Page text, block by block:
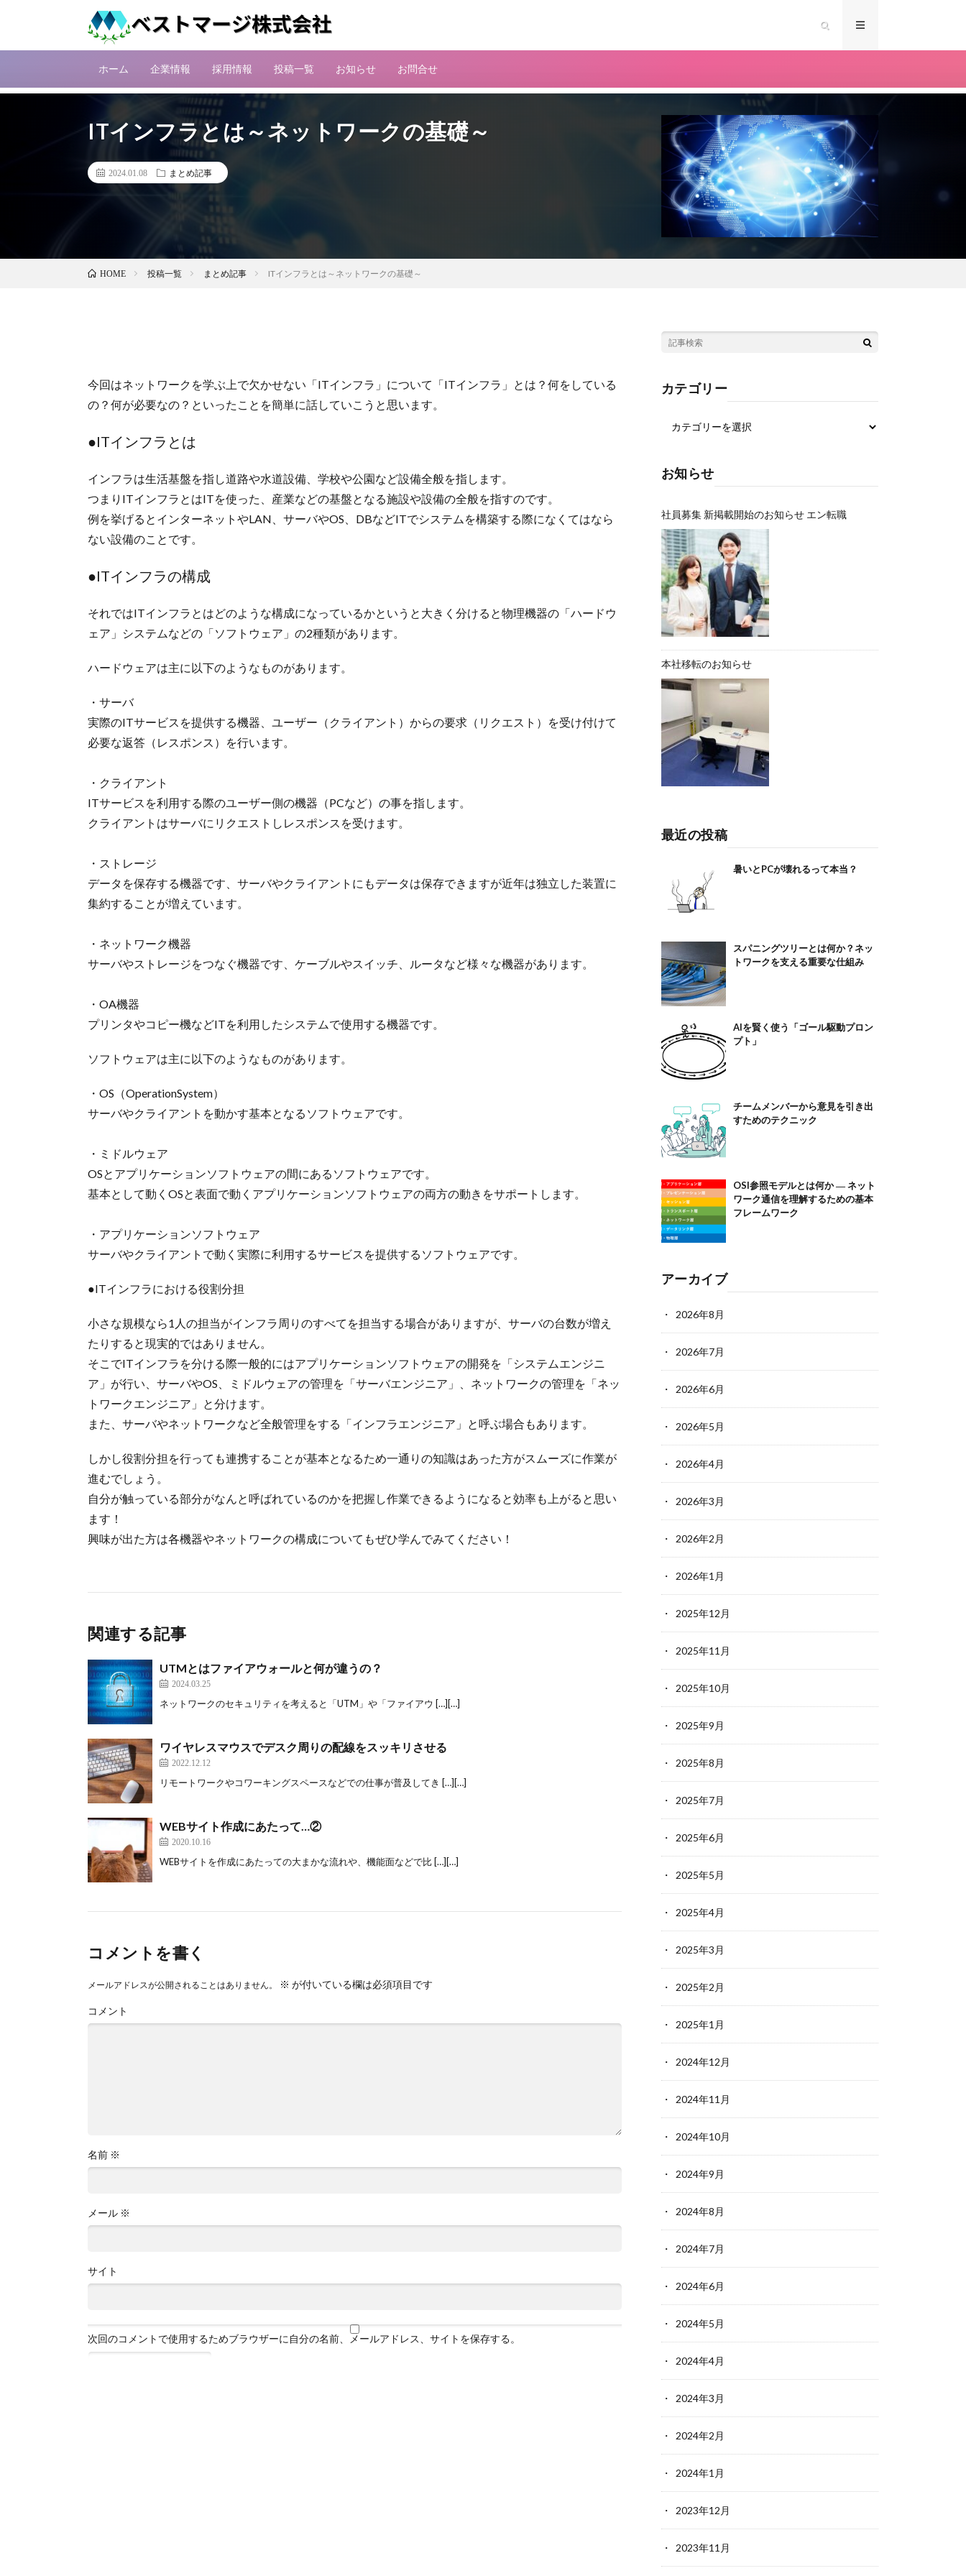
ホーム 企業情報 採用情報 投稿一覧 お知らせ お問合せ
ITインフラとは～ネットワークの基礎～
2024.01.08 まとめ記事
HOME 投稿一覧 まとめ記事 ITインフラとは～ネットワークの基礎～
今回はネットワークを学ぶ上で欠かせない「ITインフラ」について「ITインフラ」とは？何をしている
の？何が必要なの？といったことを簡単に話していこうと思います。
●ITインフラとは
インフラは生活基盤を指し道路や水道設備、学校や公園など設備全般を指します。
つまりITインフラとはITを使った、産業などの基盤となる施設や設備の全般を指すのです。
例を挙げるとインターネットやLAN、サーバやOS、DBなどITでシステムを構築する際になくてはなら
ない設備のことです。
●ITインフラの構成
それではITインフラとはどのような構成になっているかというと大きく分けると物理機器の「ハードウ
ェア」システムなどの「ソフトウェア」の2種類があります。
ハードウェアは主に以下のようなものがあります。
・サーバ
実際のITサービスを提供する機器、ユーザー（クライアント）からの要求（リクエスト）を受け付けて
必要な返答（レスポンス）を行います。
・クライアント
ITサービスを利用する際のユーザー側の機器（PCなど）の事を指します。
クライアントはサーバにリクエストしレスポンスを受けます。
・ストレージ
データを保存する機器です、サーバやクライアントにもデータは保存できますが近年は独立した装置に
集約することが増えています。
・ネットワーク機器
サーバやストレージをつなぐ機器です、ケーブルやスイッチ、ルータなど様々な機器があります。
・OA機器
プリンタやコピー機などITを利用したシステムで使用する機器です。
ソフトウェアは主に以下のようなものがあります。
・OS（OperationSystem）
サーバやクライアントを動かす基本となるソフトウェアです。
・ミドルウェア
OSとアプリケーションソフトウェアの間にあるソフトウェアです。
基本として動くOSと表面で動くアプリケーションソフトウェアの両方の動きをサポートします。
・アプリケーションソフトウェア
サーバやクライアントで動く実際に利用するサービスを提供するソフトウェアです。
●ITインフラにおける役割分担
小さな規模なら1人の担当がインフラ周りのすべてを担当する場合がありますが、サーバの台数が増え
たりすると現実的ではありません。
そこでITインフラを分ける際一般的にはアプリケーションソフトウェアの開発を「システムエンジニ
ア」が行い、サーバやOS、ミドルウェアの管理を「サーバエンジニア」、ネットワークの管理を「ネッ
トワークエンジニア」と分けます。
また、サーバやネットワークなど全般管理をする「インフラエンジニア」と呼ぶ場合もあります。
しかし役割分担を行っても連携することが基本となるため一通りの知識はあった方がスムーズに作業が
進むでしょう。
自分が触っている部分がなんと呼ばれているのかを把握し作業できるようになると効率も上がると思い
ます！
興味が出た方は各機器やネットワークの構成についてもぜひ学んでみてください！
関連する記事
UTMとはファイアウォールと何が違うの？
2024.03.25
ネットワークのセキュリティを考えると「UTM」や「ファイアウ […][…]
ワイヤレスマウスでデスク周りの配線をスッキリさせる
2022.12.12
リモートワークやコワーキングスペースなどでの仕事が普及してき […][…]
WEBサイト作成にあたって…②
2020.10.16
WEBサイトを作成にあたっての大まかな流れや、機能面などで比 […][…]
コメントを書く
メールアドレスが公開されることはありません。 ※ が付いている欄は必須項目です
コメント
名前 ※
メール ※
サイト
次回のコメントで使用するためブラウザーに自分の名前、メールアドレス、サイトを保存する。
カテゴリー
お知らせ
社員募集 新掲載開始のお知らせ エン転職
本社移転のお知らせ
最近の投稿
暑いとPCが壊れるって本当？
スパニングツリーとは何か？ネッ
トワークを支える重要な仕組み
AIを賢く使う「ゴール駆動プロン
プト」
チームメンバーから意見を引き出
すためのテクニック
OSI参照モデルとは何か ― ネット
ワーク通信を理解するための基本
フレームワーク
アーカイブ
2026年8月
2026年7月
2026年6月
2026年5月
2026年4月
2026年3月
2026年2月
2026年1月
2025年12月
2025年11月
2025年10月
2025年9月
2025年8月
2025年7月
2025年6月
2025年5月
2025年4月
2025年3月
2025年2月
2025年1月
2024年12月
2024年11月
2024年10月
2024年9月
2024年8月
2024年7月
2024年6月
2024年5月
2024年4月
2024年3月
2024年2月
2024年1月
2023年12月
2023年11月